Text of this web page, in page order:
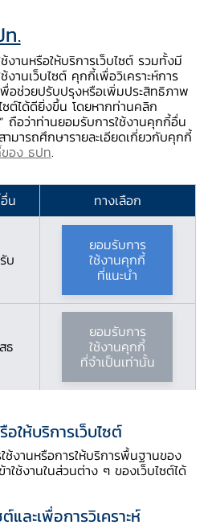
มภาคการเงิน สตางค์ Story
ลือ / ร้องเรียน EN
ากผลก
.
านหรือให้บริการเว็บไซต์ รวมทั้งมี
านเว็บไซต์ คุกกี้เพื่อวิเคราะห์การ
พื่อช่วยปรับปรุงหรือเพิ่มประสิทธิภาพ
ซต์ได้ดียิ่งขึ้น โดยหากท่านคลิก
ถือว่าท่านยอมรับการใช้งานคุกกี้อื่น
มารถศึกษารายละเอียดเกี่ยวกับคุกกี้
ของ ธปท.
น ทางเลือก
บ
ยอมรับการ
ใช้งานคุกกี้
ที่แนะนำ
ธ
ยอมรับการ
ใช้งานคุกกี้
ที่จำเป็นเท่านั้น
ให้บริการเว็บไซต์
ช้งานหรือการให้บริการพื้นฐานของ
ใช้งานในส่วนต่าง ๆ ของเว็บไซต์ได้
และเพื่อการวิเคราะห์